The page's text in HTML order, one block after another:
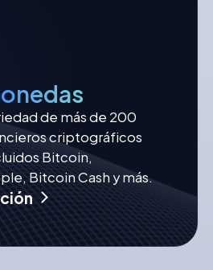
de más de 200
criptográficos
Bitcoin,
Bitcoin Cash y más.